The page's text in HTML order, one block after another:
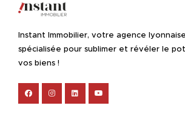
Instant Immobilier, votre agence lyonnaise
spécialisée pour sublimer et révéler le
vos biens !